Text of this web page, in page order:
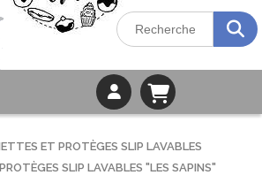
ET PROTÈGES SLIP LAVABLES
SLIP LAVABLES "LES SAPINS"